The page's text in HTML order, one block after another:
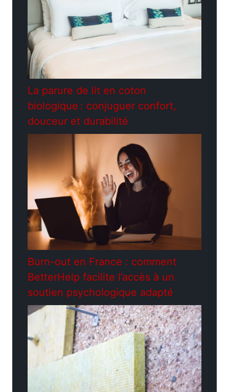
La parure de lit en coton
biologique : conjuguer confort,
douceur et durabilité
Burn-out en France : comment
BetterHelp facilite l’accès à un
soutien psychologique adapté